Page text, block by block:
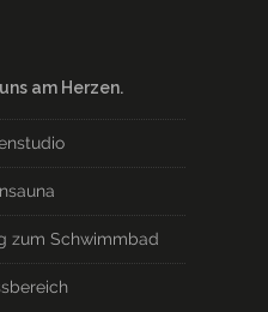
am Herzen.
zum Schwimmbad